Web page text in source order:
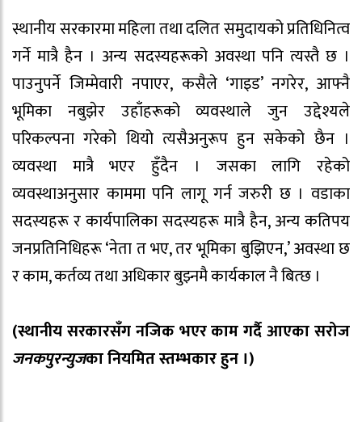
स्थानीय सरकारमा महिला तथा दलित समुदायको प्रतिधिनित्व
गर्ने मात्रै हैन । अन्य सदस्यहरूको अवस्था पनि त्यस्तै छ ।
पाउनुपर्ने जिम्मेवारी नपाएर, कसैले ‘गाइड’ नगरेर, आफ्नै
भूमिका नबुझेर उहाँहरूको व्यवस्थाले जुन उद्देश्यले
परिकल्पना गरेको थियो त्यसैअनुरूप हुन सकेको छैन ।
व्यवस्था मात्रै भएर हुँदैन । जसका लागि रहेको
व्यवस्थाअनुसार काममा पनि लागू गर्न जरुरी छ । वडाका
सदस्यहरू र कार्यपालिका सदस्यहरू मात्रै हैन, अन्य कतिपय
जनप्रतिनिधिहरू ‘नेता त भए, तर भूमिका बुझिएन,’ अवस्था छ
र काम, कर्तव्य तथा अधिकार बुझ्नमै कार्यकाल नै बित्छ ।
(स्थानीय सरकारसँग नजिक भएर काम गर्दै आएका सरोज
जनकपुरन्युजका नियमित स्तम्भकार हुन ।)